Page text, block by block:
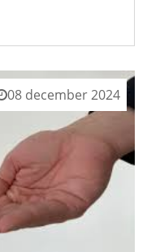
08 december 2024